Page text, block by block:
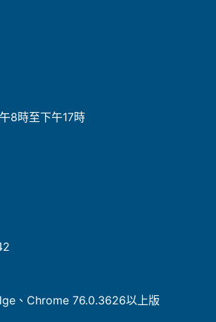
8時至下午17時
、Chrome 76.0.3626以上版